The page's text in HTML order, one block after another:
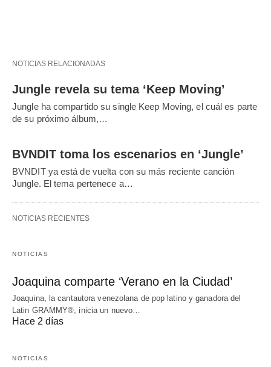
NOTICIAS RELACIONADAS
Jungle revela su tema ‘Keep Moving’
Jungle ha compartido su single Keep Moving, el cuál es parte
de su próximo álbum,…
BVNDIT toma los escenarios en ‘Jungle’
BVNDIT ya está de vuelta con su más reciente canción
Jungle. El tema pertenece a…
NOTICIAS RECIENTES
NOTICIAS
Joaquina comparte ‘Verano en la Ciudad’
Joaquina, la cantautora venezolana de pop latino y ganadora del
Latin GRAMMY®, inicia un nuevo…
Hace 2 días
NOTICIAS